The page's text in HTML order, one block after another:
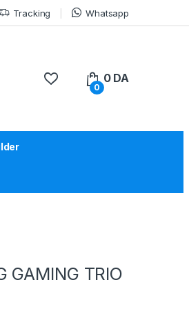
Tracking Whatsapp
0
0DA
GAMING TRIO